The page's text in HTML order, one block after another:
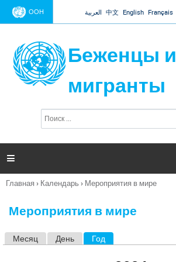
Jump to navigation
ООН العربية 中文 English Français
Беженцы и
мигранты
п
и

Вы
Главная › Календарь › Мероприятия в мире
Мероприятия в мире
Месяц День Год